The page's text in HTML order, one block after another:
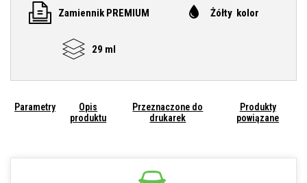
Zamiennik PREMIUM Żółty kolor
29 ml
Parametry
Opis
produktu
Przeznaczone do
drukarek
Produkty
powiązane